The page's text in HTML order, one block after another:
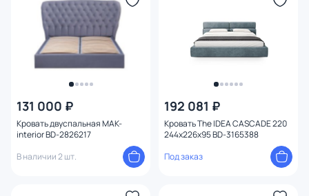
131 000 ₽
Кровать двуспальная MAK-
interior BD-2826217
В наличии 2 шт.
192 081 ₽
Кровать The IDEA CASCADE 220
244x226x95 BD-3165388
Под заказ
Материал
Оформление
Глубина (см)
Количество мест